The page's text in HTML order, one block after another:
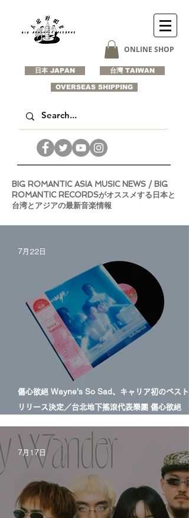
日本 JAPAN
ONLINE SHOP
台灣 TAIWAN
OVERSEAS SHIPPING
BIG ROMANTIC ASIA MUSIC NEWS / BIG
ROMANTIC RECORDSがオススメする日本と
台湾とアジアの最新音楽情報
傷心欲絕 Wayne's So Sad、キャリア初のベスト
リリース決定／台北地下搖滾代表樂團 傷心欲絕
7月22日
7月17日